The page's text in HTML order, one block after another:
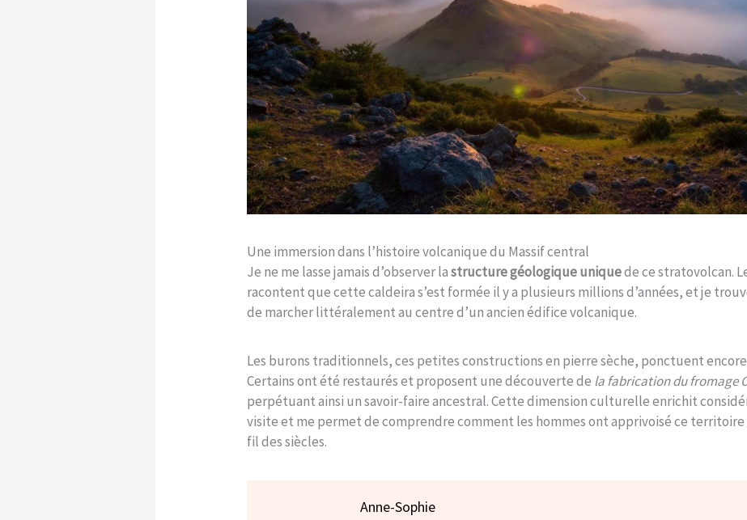
Une immersion dans l’histoire volcanique du Massif central
Je ne me lasse jamais d’observer lastructure géologique uniquede ce stratovolcan.
racontent que cette caldeira s’est formée il y a plusieurs millions d’années, et je
de marcher littéralement au centre d’un ancien édifice volcanique.
Les burons traditionnels, ces petites constructions en pierre sèche, ponctuent
Certains ont été restaurés et proposent une découverte de la fabrication du fromage
perpétuant ainsi un savoir-faire ancestral. Cette dimension culturelle enrichit
visite et me permet de comprendre comment les hommes ont apprivoisé ce territoire
fil des siècles.
Anne-Sophie